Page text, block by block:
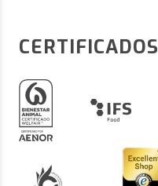
CERTIFICADOS